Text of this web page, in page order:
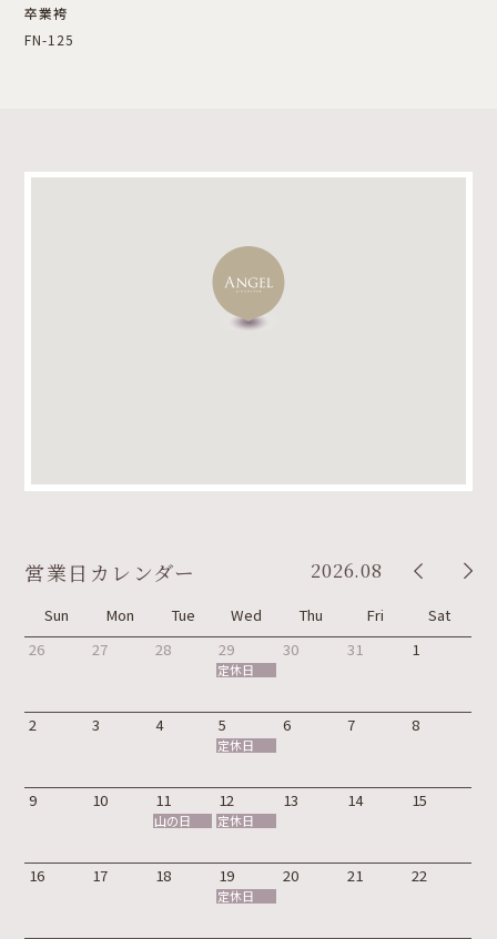
卒業袴
FN-125
営業日カレンダー 2026.08
Sun Mon Tue Wed Thu Fri
Sat
26
27 28 29
定休日
30 31 1
2 3 4 5
定休日
6 7 8
9 10 11
山の日
12
定休日
13 14 15
16 17 18 19
定休日
20 21 22